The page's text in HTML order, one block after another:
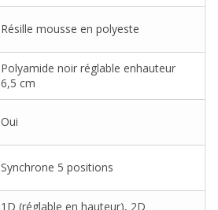
Résille mousse en polyeste
Polyamide noir réglable enhauteur
6,5 cm
Oui
Synchrone 5 positions
1D (réglable en hauteur), 2D